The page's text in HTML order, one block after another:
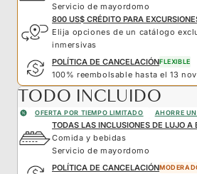
Servicio de mayordomo
800 US$ CRÉDITO PARA
Elija opciones de un catálogo
inmersivas
POLÍTICA DE CANCELACIÓNFLEXIBLE
100% reembolsable hasta el 13
TODO INCLUIDO
OFERTA POR TIEMPO LIMITADO AHORRE
TODAS LAS INCLUSIONES DE LUJO A
Comida y bebidas
Servicio de mayordomo
POLÍTICA DE CANCELACIÓN